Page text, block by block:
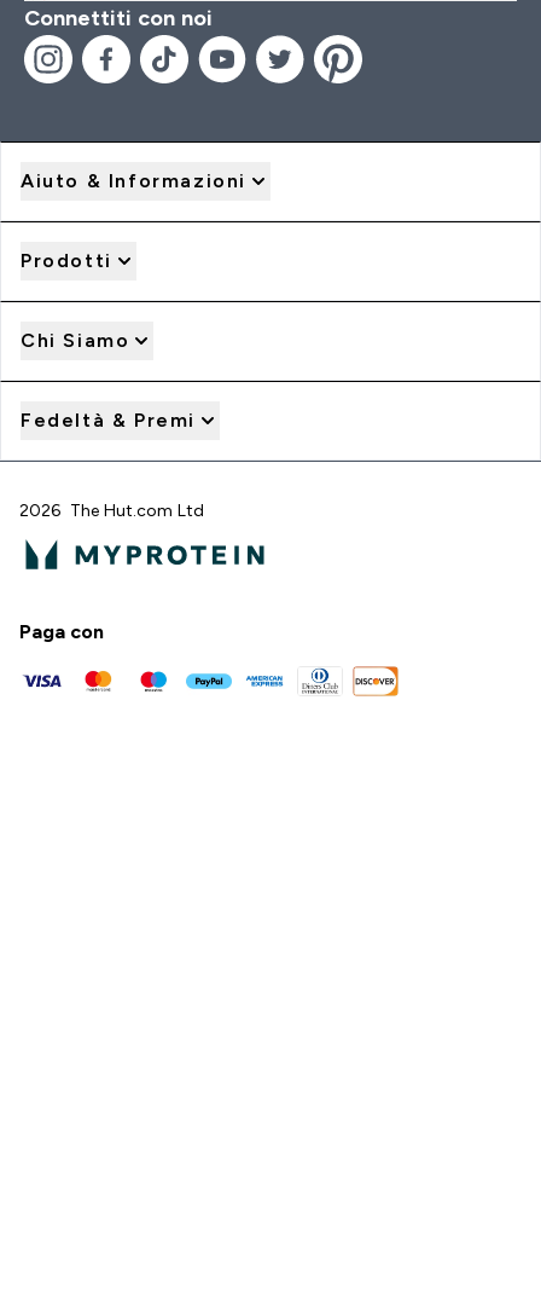
Connettiti con noi
Aiuto & Informazioni
Prodotti
Chi Siamo
Fedeltà & Premi
2026 The Hut.com Ltd
Paga con